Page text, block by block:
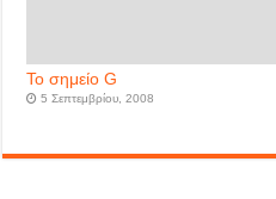
Το σημείο G
5 Σεπτεμβρίου, 2008